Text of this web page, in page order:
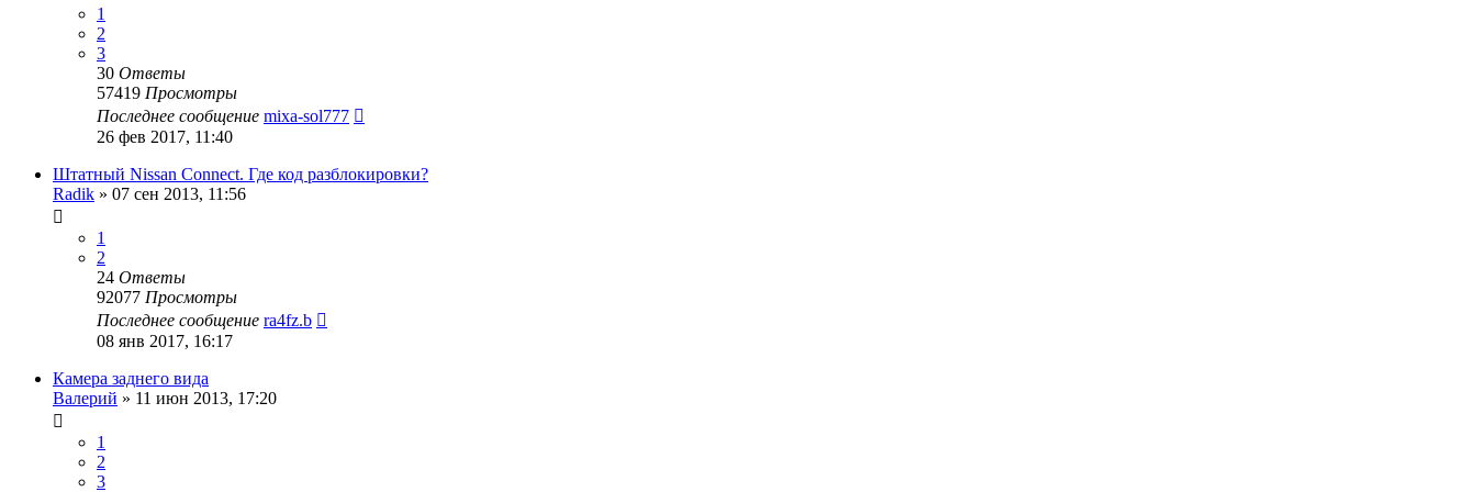
1
2
3
30 Ответы
57419 Просмотры
Последнее сообщение mixa-sol777
26 фев 2017, 11:40
Штатный Nissan Connect. Где код разблокировки?
Radik » 07 сен 2013, 11:56
1
2
24 Ответы
92077 Просмотры
Последнее сообщение ra4fz.b
08 янв 2017, 16:17
Камера заднего вида
Валерий » 11 июн 2013, 17:20
1
2
3